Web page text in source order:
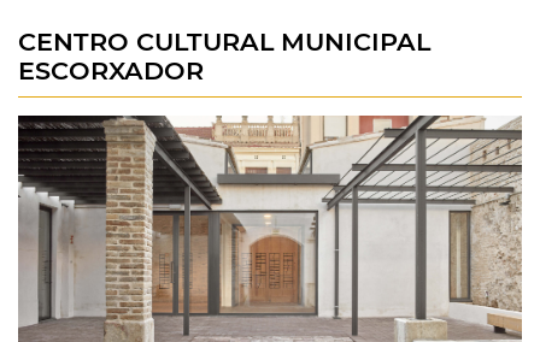
CENTRO CULTURAL MUNICIPAL
ESCORXADOR